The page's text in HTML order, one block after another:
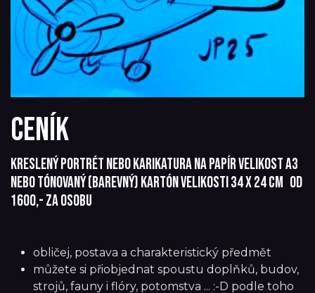
Ceník
Kreslený portrét nebo karikatura na papír velikost A3
nebo tónovaný (barevný) kartón velikosti 34 x 24 cm od
1600,- za osobu
obličej, postava a charakteristický předmět
můžete si přiobjednat spoustu doplňků, budov,
strojů, fauny i flóry, potomstva ... :-D podle toho